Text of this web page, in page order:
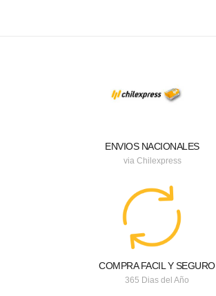
ENVIOS NACIONALES
via Chilexpress
COMPRA FACIL Y SEGURO
365 Dias del Año